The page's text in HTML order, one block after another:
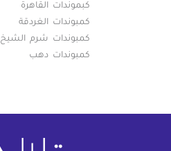
كبموندات القاهرة
كمبوندات الغردقة
كمبوندات شرم الشيخ
كمبوندات دهب